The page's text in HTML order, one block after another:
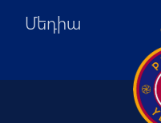
Մեդիա